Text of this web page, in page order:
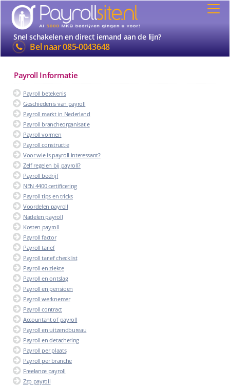
Snel schakelen en direct iemand aan de lijn?
Bel naar085-0043648
Payroll Informatie
Payroll betekenis
Geschiedenis van payroll
Payroll markt in Nederland
Payroll brancheorganisatie
Payroll vormen
Payroll constructie
Voor wie is payroll interessant?
Zelf regelen bij payroll?
Payroll bedrijf
NEN 4400 certificering
Payroll tips en tricks
Voordelen payroll
Nadelen payroll
Kosten payroll
Payroll factor
Payroll tarief
Payroll tarief checklist
Payroll en ziekte
Payroll en ontslag
Payroll en pensioen
Payroll werknemer
Payroll contract
Accountant of payroll
Payroll en uitzendbureau
Payroll en detachering
Payroll per plaats
Payroll per branche
Freelance payroll
Zzp payroll